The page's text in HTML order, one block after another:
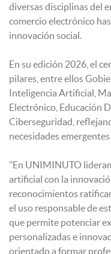
diversas disciplinas del
comercio electrónico
innovación social.
En su edición 2026, el
pilares, entre ellos
Inteligencia Artificial,
Electrónico, Educación
Ciberseguridad,
necesidades emergentes
"En UNIMINUTO
artificial con la
reconocimientos
el uso responsable de
que permite potenciar
personalizadas e
orientado a formar